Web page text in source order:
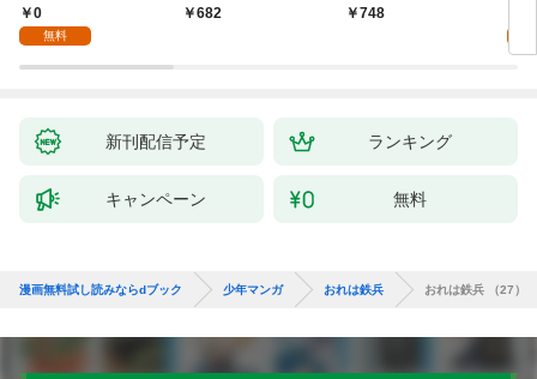
り！？(1)
0
無料
682
づくりを（コミック）
748
る
新刊配信予定 ランキング
キャンペーン 無料
漫画無料試し読みならdブック 少年マンガ おれは鉄兵 おれは鉄兵 （27）